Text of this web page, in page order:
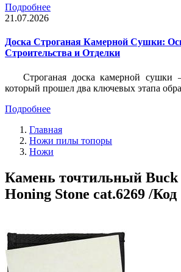
Подробнее
21.07.2026
Доска Строганая Камерной Сушки:
Строительства и Отделки
Строганая доска камерной сушки
который прошел два ключевых этапа
Подробнее
Главная
Ножи пилы топоры
Ножи
Камень точтильный Buck
Honing Stone cat.6269 /Код